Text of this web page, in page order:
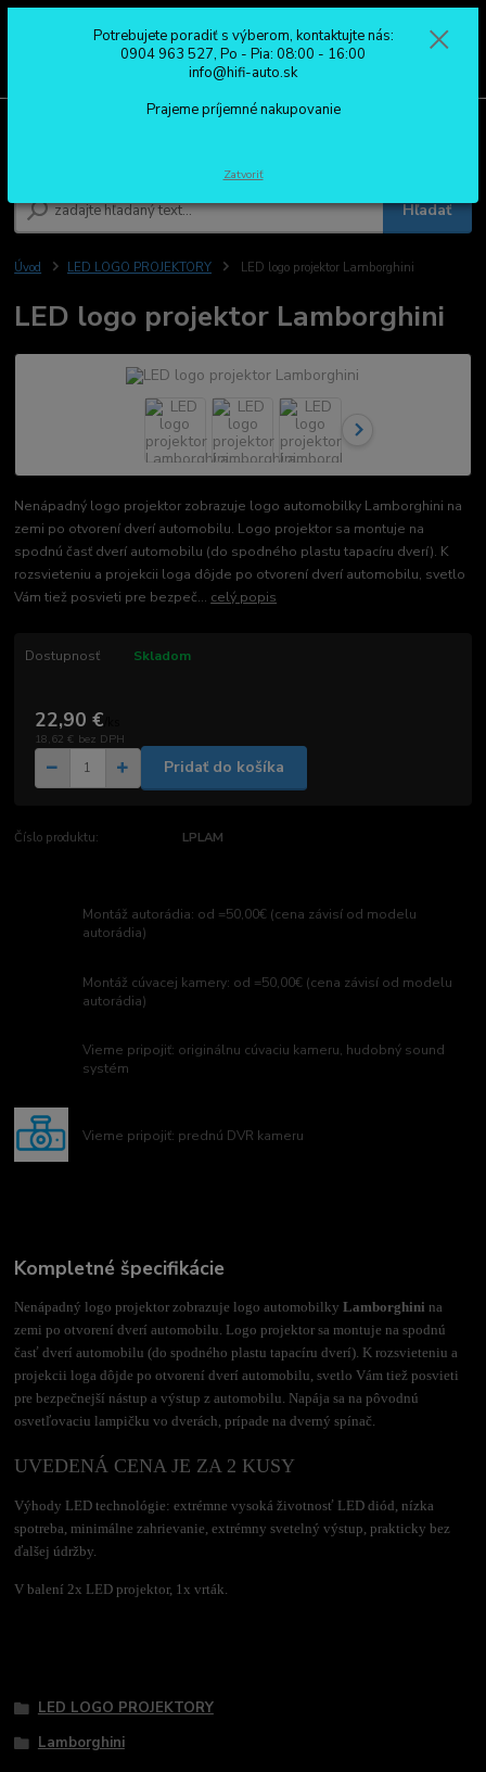
Hľadať
0904 963 527
Po - Pia: 08:00 - 16:00
Úvod LED LOGO PROJEKTORY LED logo projektor Lamborghini
LED logo projektor Lamborghini
Nenápadný logo projektor zobrazuje logo automobilky Lamborghini na
zemi po otvorení dverí automobilu. Logo projektor sa montuje na
spodnú časť dverí automobilu (do spodného plastu tapacíru dverí). K
rozsvieteniu a projekcii loga dôjde po otvorení dverí automobilu, svetlo
Vám tiež posvieti pre bezpeč... celý popis
Dostupnosť Skladom
22,90 €
18,62 € bez DPH
Pridať do košíka
Číslo produktu: LPLAM
Montáž autorádia: od =50,00€ (cena závisí od modelu
autorádia)
Montáž cúvacej kamery: od =50,00€ (cena závisí od modelu
autorádia)
Vieme pripojiť: originálnu cúvaciu kameru, hudobný sound
systém
Vieme pripojiť: prednú DVR kameru
Kompletné špecifikácie
Nenápadný logo projektor zobrazuje logo automobilkyLamborghini na
zemi po otvorení dverí automobilu. Logo projektor sa montuje na spodnú
časť dverí automobilu (do spodného plastu tapacíru dverí). K rozsvieteniu a
projekcii loga dôjde po otvorení dverí automobilu, svetlo Vám tiež posvieti
pre bezpečnejší nástup a výstup z automobilu. Napája sa na pôvodnú
osvetľovaciu lampičku vo dverách, prípade na dverný spínač.
UVEDENÁ CENA JE ZA 2 KUSY
Výhody LED technológie: extrémne vysoká životnosť LED diód, nízka
spotreba, minimálne zahrievanie, extrémny svetelný výstup, prakticky bez
ďalšej údržby.
V balení 2x LED projektor, 1x vrták.
LED LOGO PROJEKTORY
Lamborghini
Potrebujete poradiť s výberom, kontaktujte nás:
0904 963 527, Po - Pia: 08:00 - 16:00
info@hifi-auto.sk
Prajeme príjemné nakupovanie
Zatvoriť